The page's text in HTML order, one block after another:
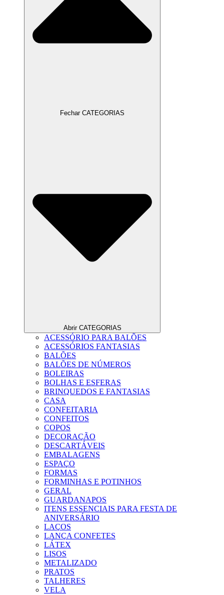
Fechar CATEGORIAS
Abrir CATEGORIAS
ACESSÓRIO PARA BALÕES
ACESSÓRIOS FANTASIAS
BALÕES
BALÕES DE NÚMEROS
BOLEIRAS
BOLHAS E ESFERAS
BRINQUEDOS E FANTASIAS
CASA
CONFEITARIA
CONFEITOS
COPOS
DECORAÇÃO
DESCARTÁVEIS
EMBALAGENS
ESPAÇO
FORMAS
FORMINHAS E POTINHOS
GERAL
GUARDANAPOS
ITENS ESSENCIAIS PARA FESTA DE
ANIVERSÁRIO
LAÇOS
LANÇA CONFETES
LÁTEX
LISOS
METALIZADO
PRATOS
TALHERES
VELA